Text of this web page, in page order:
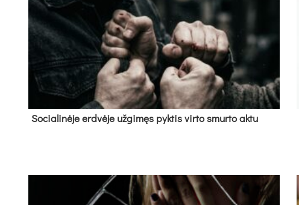
So­cia­li­nė­je erd­vė­je už­gi­męs pyk­tis vir­to smur­to ak­tu